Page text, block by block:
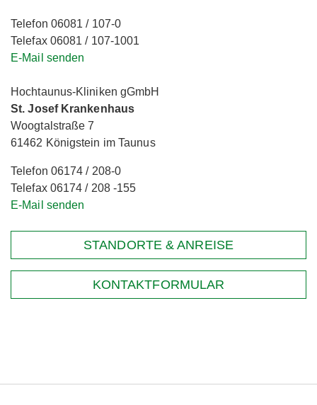
Telefon 06081 / 107-0
Telefax 06081 / 107-1001
E-Mail senden
Hochtaunus-Kliniken gGmbH
St. Josef Krankenhaus
Woogtalstraße 7
61462 Königstein im Taunus
Telefon 06174 / 208-0
Telefax 06174 / 208 -155
E-Mail senden
STANDORTE & ANREISE
KONTAKTFORMULAR